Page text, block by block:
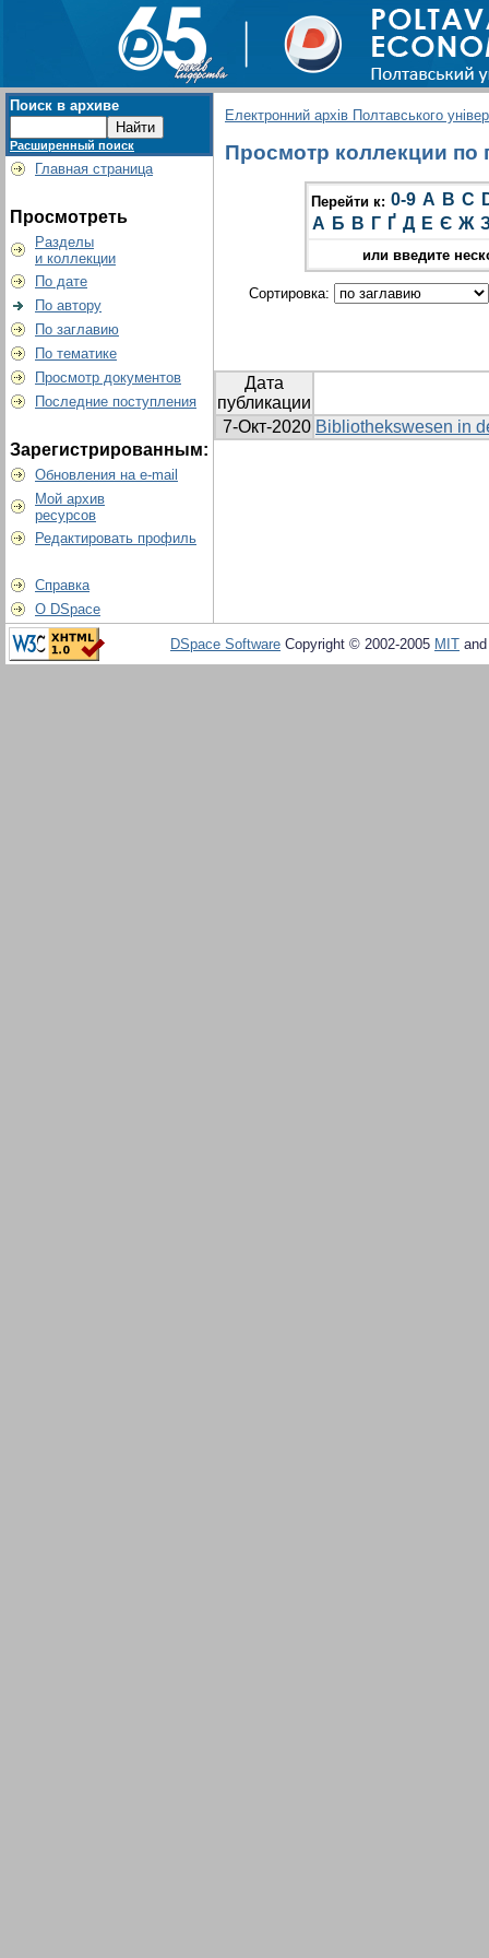
Поиск в архиве
Расширенный поиск
Главная страница
Просмотреть
Разделы
и коллекции
По дате
По автору
По заглавию
По тематике
Просмотр документов
Последние поступления
Зарегистрированным:
Обновления на e-mail
Мой архив
ресурсов
Редактировать профиль
Справка
О DSpace
Електронний архів Полтавського
Просмотр коллекции по
Перейти к: 0-9 A B C
А Б В Г Ґ Д Е Є Ж
или введите
Сортировка:
Дата
публикации
7-Окт-2020 Bibliothekswesen in
DSpace Software Copyright © 2002-2005 MIT